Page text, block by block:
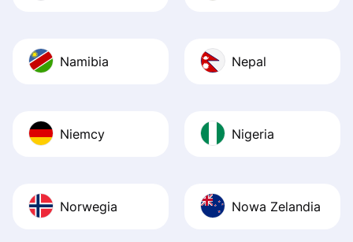
Namibia Nepal
Niemcy Nigeria
Norwegia Nowa Zelandia